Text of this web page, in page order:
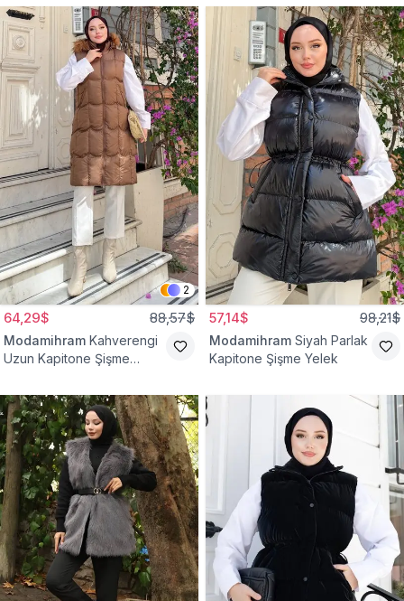
2
64,29$ 88,57$
Modamihram Kahverengi
Uzun Kapitone Şişme
57,14$ 98,21$
Modamihram Siyah Parlak
Kapitone Şişme Yelek